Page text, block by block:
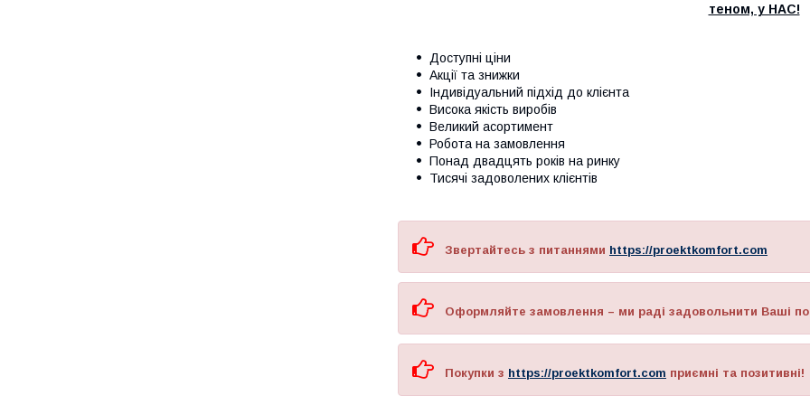
теном, у НАС!
Доступні ціни
Акції та знижки
Індивідуальний підхід до клієнта
Висока якість виробів
Великий асортимент
Робота на замовлення
Понад двадцять років на ринку
Тисячі задоволених клієнтів
Звертайтесь з питаннями https://proektkomfort.com
Оформляйте замовлення – ми раді задовольнити Ваші
Покупки з https://proektkomfort.com приємні та позитивні!